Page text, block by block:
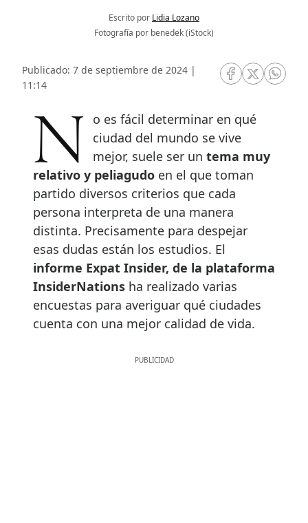
Escrito por Lidia Lozano
Fotografía por benedek (iStock)
Publicado: 7 de septiembre de 2024 |
11:14
RRSS Facebook
RRSSRRSS
No es fácil determinar en qué
ciudad del mundo se vive
mejor, suele ser untema muy
relativo y peliagudo en el que toman
partido diversos criterios que cada
persona interpreta de una manera
distinta. Precisamente para despejar
esas dudas están los estudios. El
informe Expat Insider, de la plataforma
InsiderNations ha realizado varias
encuestas para averiguar qué ciudades
cuenta con una mejor calidad de vida.